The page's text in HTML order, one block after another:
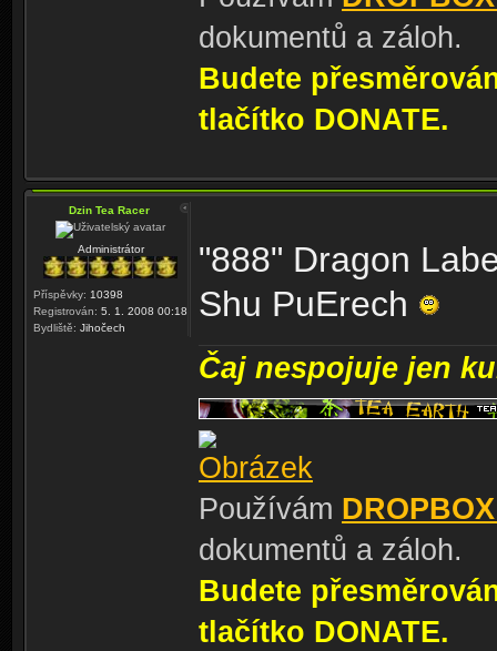
dokumentů a záloh.
Budete
tlačítko DONATE.
Dzin Tea Racer
Administrátor
Příspěvky: 10398
Registrován: 5. 1. 2008 00:18
Bydliště: Jihočech
"888" Dragon
Shu PuErech
Čaj nespojuje jen
Používám
dokumentů a záloh.
Budete
tlačítko DONATE.